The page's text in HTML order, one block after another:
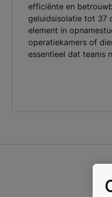
efficiënte en
geluidsisolatie tot 37
element in
operatiekamers of
essentieel dat teams